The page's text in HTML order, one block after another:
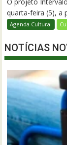
O projeto
quarta-feira (5), a
Agenda Cultural
NOTÍCIAS